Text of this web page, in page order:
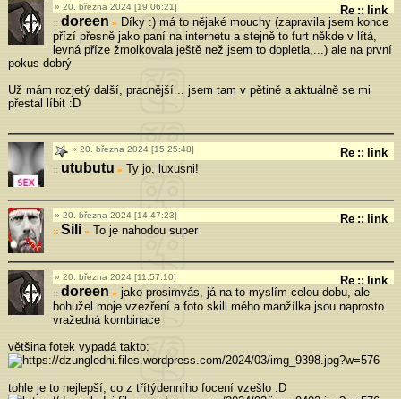
20. března 2024 [19:06:21] Re :: link
doreen »
Díky :) má to nějaké mouchy (zapravila jsem konce
přízí přesně jako paní na internetu a stejně to furt někde v lítá,
levná příze žmolkovala ještě než jsem to dopletla,...) ale na první
pokus dobrý
Už mám rozjetý další, pracnější... jsem tam v pětině a aktuálně se mi
přestal líbit :D
20. března 2024 [15:25:48] Re :: link
utubutu » Ty jo, luxusni!
20. března 2024 [14:47:23] Re :: link
Sili » To je nahodou super
20. března 2024 [11:57:10] Re :: link
doreen » jako prosimvás, já na to myslím celou dobu, ale
bohužel moje vzezření a foto skill mého manžílka jsou naprosto
vražedná kombinace
většina fotek vypadá takto:
tohle je to nejlepší, co z třítýdenního focení vzešlo :D